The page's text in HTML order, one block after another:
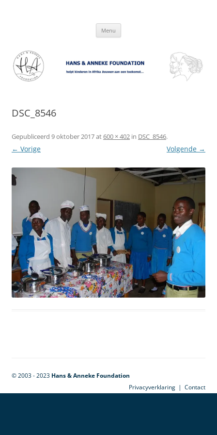
Menu
DSC_8546
Gepubliceerd 9 oktober 2017at600 × 402 in DSC_8546.
← Vorige Volgende →
© 2003 - 2023 Hans & Anneke Foundation
Privacyverklaring | Contact